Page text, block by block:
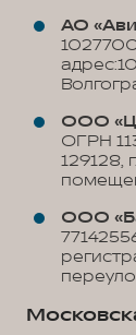
АО
ООО
ОГРН
129128,
ООО